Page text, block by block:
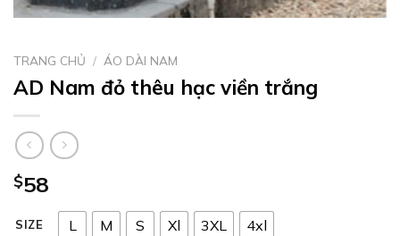
TRANG CHỦ / ÁO DÀI NAM
AD Nam đỏ thêu hạc viền trắng
$58
SIZE L M S Xl 3XL 4xl